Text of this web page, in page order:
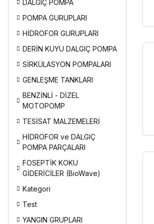
DALGIÇ POMPA
POMPA GURUPLARI
HİDROFOR GURUPLARI
DERİN KUYU DALGIÇ POMPA
SİRKÜLASYON POMPALARI
GENLEŞME TANKLARI
BENZİNLİ - DİZEL
MOTOPOMP
TESİSAT MALZEMELERİ
HİDROFOR ve DALGIÇ
POMPA PARÇALARI
FOSEPTİK KOKU
GİDERİCİLER (BioWave)
Kategori
Test
YANGIN GRUPLARI